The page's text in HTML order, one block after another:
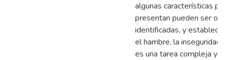
algunas características
presentan pueden ser
identificadas, y
el hambre, la
es una tarea compleja y